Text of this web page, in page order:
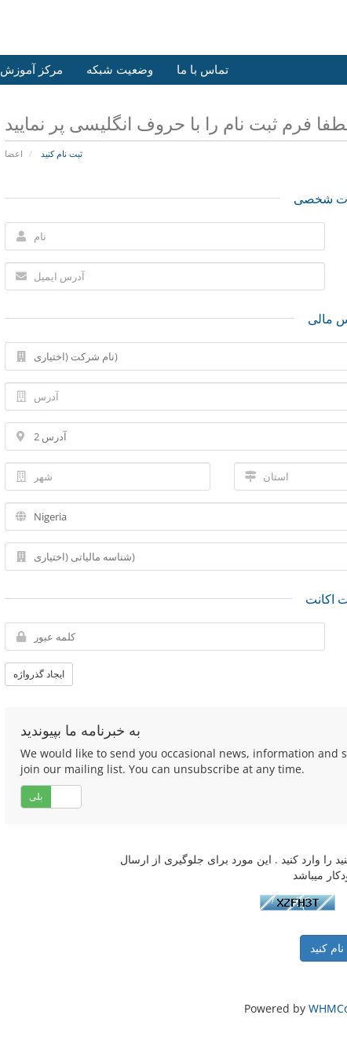
مرکز آموزش وضعیت شبکه تماس با ما
فرم ثبت نام را با حروف انگلیسی پر نمایید
اعضا ثبت نام کنید
شخصی
مالی
اکانت
ایجاد گذرواژه
به خبرنامه ما بپیوندید
We would like to send you occasional news, information
join our mailing list. You can unsubscribe at any time.
بلی
را وارد کنید . این مورد برای جلوگیری از ارسال
Powered by